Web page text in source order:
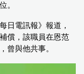
。
日電訊報》報道，
償，該職員在恩范
曾與他共事。